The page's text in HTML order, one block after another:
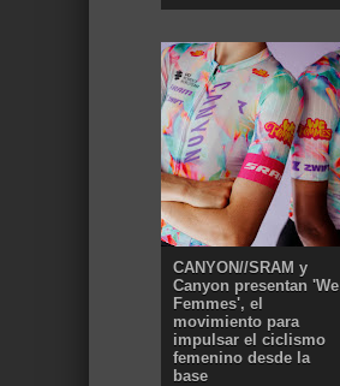
CANYON//SRAM y
Canyon presentan 'We
Femmes', el
movimiento para
impulsar el ciclismo
femenino desde la
base